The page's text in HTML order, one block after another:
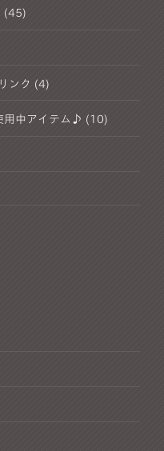
(45)
ンク (4)
用中アイテム♪ (10)